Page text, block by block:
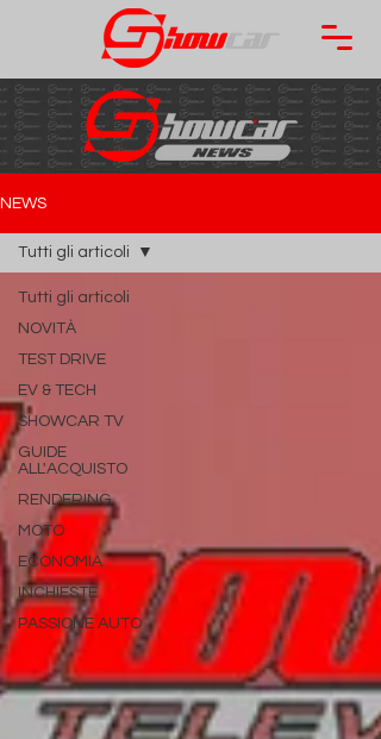
NEWS
Tutti gli articoli
NOVITÀ
TEST DRIVE
EV & TECH
SHOWCAR TV
GUIDE
ALL'ACQUISTO
RENDERING
MOTO
ECONOMIA
INCHIESTE
PASSIONE AUTO
Tutti gli articoli